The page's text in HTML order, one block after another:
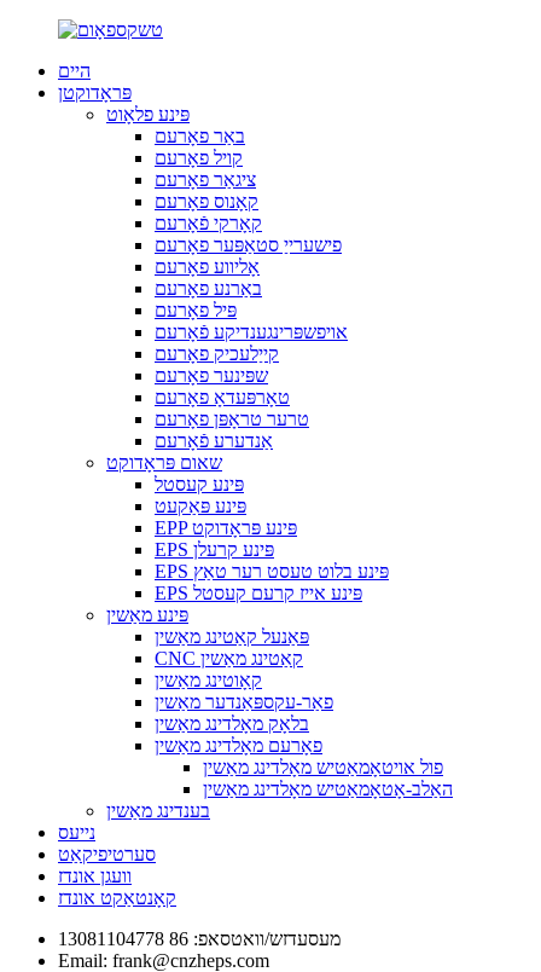
היים
פּראָדוקטן
פּינע פלאָוט
באַר פאָרעם
קויל פאָרעם
ציגאַר פאָרעם
קאָנוס פאָרעם
קאָרקי פֿאָרעם
פישערייַ סטאַפּער פאָרעם
אָליווע פאָרעם
באַרנע פאָרעם
פּיל פאָרעם
אויפשפּרינגענדיקע פֿאָרעם
קייַלעכיק פאָרעם
שפּינער פאָרעם
טאָרפּעדאָ פאָרעם
טרער טראָפּן פאָרעם
אַנדערע פֿאָרעם
שאום פּראָדוקט
פּינע קעסטל
פּינע פּאַקעט
EPP פּינע פּראָדוקט
EPS פּינע קרעלן
EPS פּינע בלוט טעסט רער טאַץ
EPS פּינע אייז קרעם קעסטל
פּינע מאַשין
פּאַנעל קאַטינג מאַשין
CNC קאַטינג מאַשין
קאָוטינג מאַשין
פאַר-עקספּאַנדער מאַשין
בלאָק מאָלדינג מאַשין
פאָרעם מאָלדינג מאַשין
פול אויטאָמאַטיש מאָלדינג מאַשין
האַלב-אָטאָמאַטיש מאָלדינג מאַשין
בענדינג מאַשין
נייעס
סערטיפיקאַט
וועגן אונדז
קאָנטאַקט אונדז
מעסעדזש/וואטסאפ: 86 13081104778
Email: frank@cnzheps.com